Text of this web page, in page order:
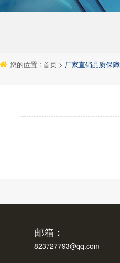
您的位置 : 首页 > 厂家直销品质保障
邮箱：
823727793@qq.com